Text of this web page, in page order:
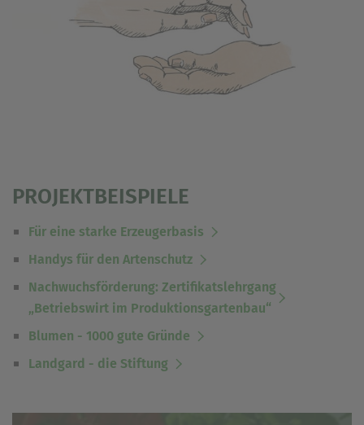
einem erneuten Besuch der Seite schnell wieder zur
Verfügung stellen.
Wir verwenden Cookies für Personalisierung, um Ihnen
Inhalte anzuzeigen, die relevanter für Sie sind. So
können wir Ihnen beispielweise Angebote präsentieren,
PROJEKTBEISPIELE
Für eine starke Erzeugerbasis
Handys für den Artenschutz
Nachwuchsförderung: Zertifikatslehrgang
„Betriebswirt im Produktionsgartenbau“
Blumen - 1000 gute Gründe
Landgard - die Stiftung